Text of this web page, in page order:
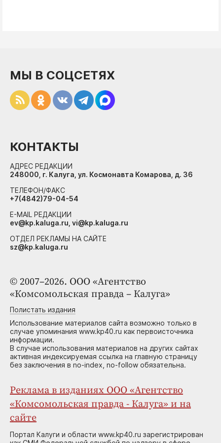
© 2007–2026. ООО «Агентство
«Комсомольская правда – Калуга»
Полистать издания
Использование материалов сайта возможно только в
случае упоминания www.kp40.ru как первоисточника
информации.
В случае использования материалов на других сайтах
активная индексируемая ссылка на главную страницу
без заключения в no-index, no-follow обязательна.
Реклама в изданиях ООО «Агентство
«Комсомольская правда - Калуга» и на
сайте
Портал Калуги и области www.kp40.ru зарегистрирован
МЫ В СОЦСЕТЯХ
КОНТАКТЫ
АДРЕС РЕДАКЦИИ
248000, г. Калуга, ул. Космонавта Комарова, д. 36
ТЕЛЕФОН/ФАКС
+7(4842)79-04-54
E-MAIL РЕДАКЦИИ
ev@kp.kaluga.ru, vi@kp.kaluga.ru
ОТДЕЛ РЕКЛАМЫ НА САЙТЕ
sz@kp.kaluga.ru